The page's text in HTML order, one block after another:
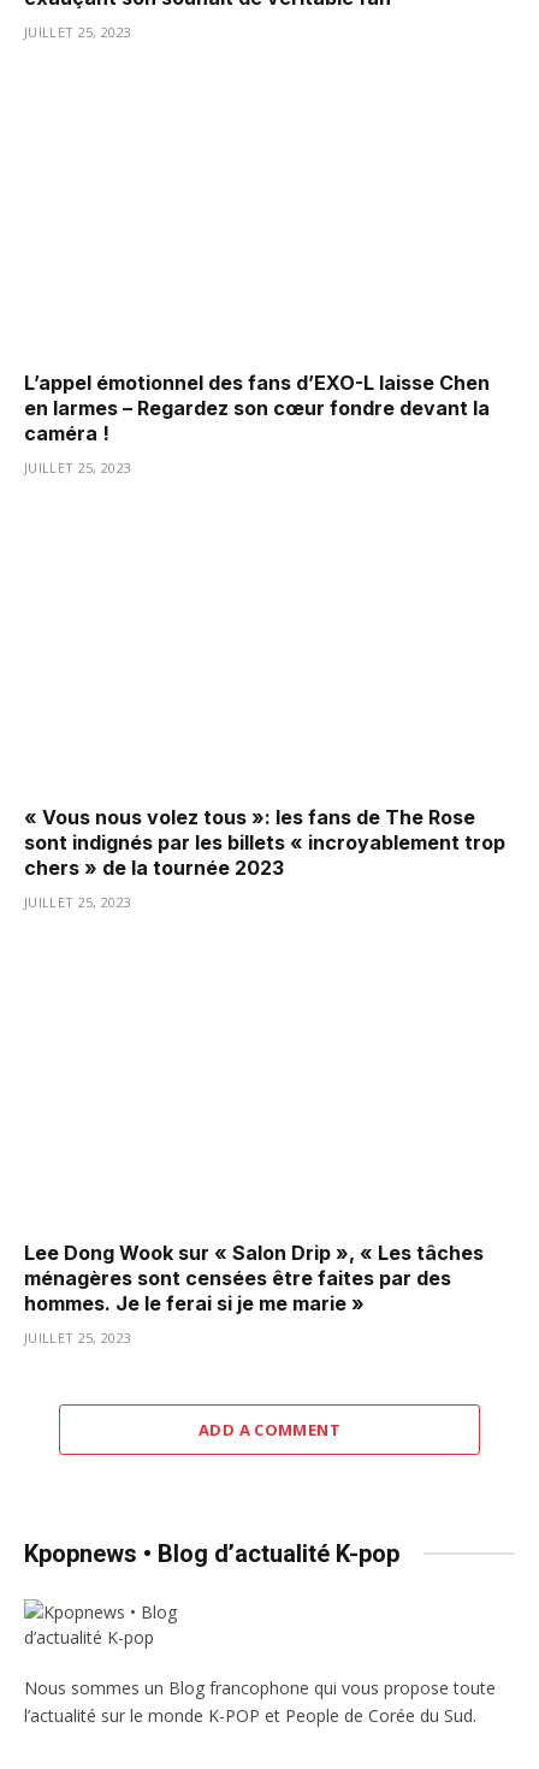
JUILLET 25, 2023
L’appel émotionnel des fans d’EXO-L laisse Chen
en larmes – Regardez son cœur fondre devant la
caméra !
JUILLET 25, 2023
« Vous nous volez tous »: les fans de The Rose
sont indignés par les billets « incroyablement trop
chers » de la tournée 2023
JUILLET 25, 2023
Lee Dong Wook sur « Salon Drip », « Les tâches
ménagères sont censées être faites par des
hommes. Je le ferai si je me marie »
JUILLET 25, 2023
ADD A COMMENT
Kpopnews • Blog d’actualité K-pop
Nous sommes un Blog francophone qui vous propose toute
l’actualité sur le monde K-POP et People de Corée du Sud.